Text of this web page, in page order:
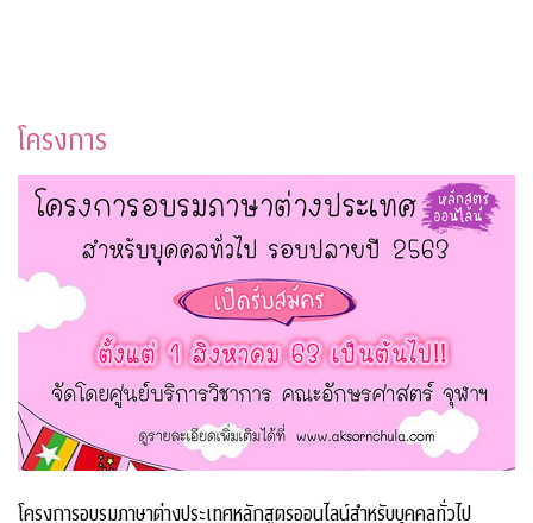
โครงการ
โครงการอบรมภาษาต่างประเทศหลักสูตรออนไลน์สำหรับบุคคลทั่วไป